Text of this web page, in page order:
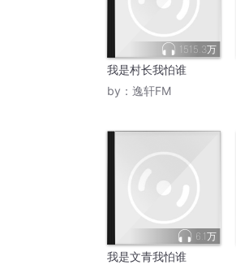
1515.3万
我是村长我怕谁
by： 逸轩FM
6.1万
我是文青我怕谁